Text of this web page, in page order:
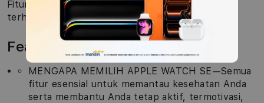
Fitur esensial untuk membantu Anda tetap
terhubung, aktif, sehat, dan aman.
Features
MENGAPA MEMILIH APPLE WATCH SE—Semua
fitur esensial untuk memantau kesehatan Anda
serta membantu Anda tetap aktif, termotivasi,